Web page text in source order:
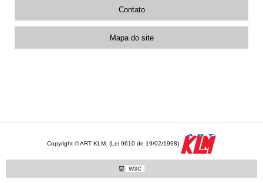
Contato
Mapa do site
Copyright © ART KLM. (Lei 9610 de 19/02/1998)
W3C